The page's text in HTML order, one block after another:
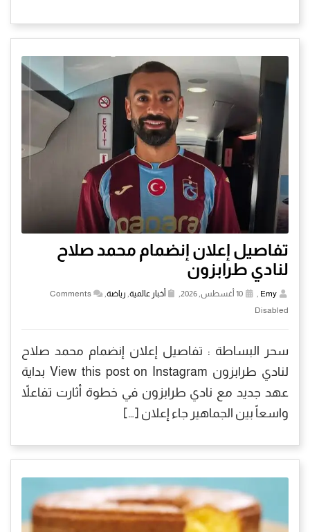
تفاصيل إعلان إنضمام محمد صلاح
لنادي طرابزون
Emy
, أخبار عالمية, رياضة,
Comments
Disabled
سحر البساطة : تفاصيل إعلان إنضمام محمد صلاح
لنادي طرابزون View this post on Instagram بداية
عهد جديد مع نادي طرابزون في خطوة أثارت تفاعلاً
واسعاً بين الجماهير جاء إعلان […]